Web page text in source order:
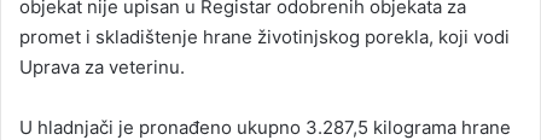
objekat nije upisan u Registar odobrenih objekata za
promet i skladištenje hrane životinjskog porekla, koji vodi
Uprava za veterinu.
U hladnjači je pronađeno ukupno 3.287,5 kilograma hrane